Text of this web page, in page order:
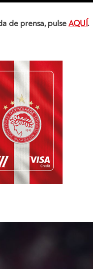
de prensa, pulse AQUÍ .